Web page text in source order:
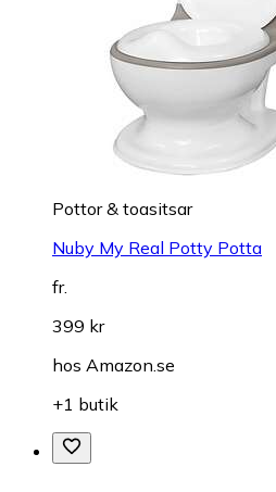
Pottor & toasitsar
Nuby My Real Potty Potta
fr.
399 kr
hos Amazon.se
+1 butik